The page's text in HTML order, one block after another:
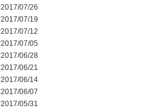
2017/07/26
2017/07/19
2017/07/12
2017/07/05
2017/06/28
2017/06/21
2017/06/14
2017/06/07
2017/05/31